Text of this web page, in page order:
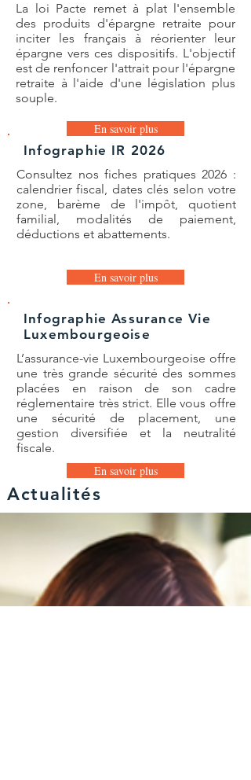
La loi Pacte remet à plat l'ensemble
des produits d'épargne retraite pour
inciter les français à réorienter leur
épargne vers ces dispositifs. L'objectif
est de renfoncer l'attrait pour l'épargne
retraite à l'aide d'une législation plus
souple.
En savoir plus
Infographie IR 2026
Consultez nos fiches pratiques 2026 :
calendrier fiscal, dates clés selon votre
zone, barème de l'impôt, quotient
familial, modalités de paiement,
déductions et abattements.
En savoir plus
Infographie Assurance Vie
Luxembourgeoise
L’assurance-vie Luxembourgeoise offre
une très grande sécurité des sommes
placées en raison de son cadre
réglementaire très strict. Elle vous offre
une sécurité de placement, une
gestion diversifiée et la neutralité
fiscale.
En savoir plus
Actualités